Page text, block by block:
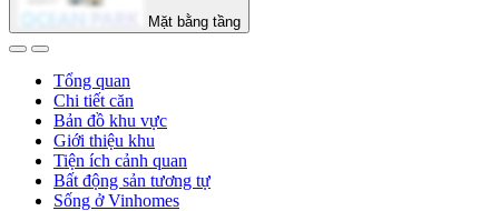
Mặt bằng tầng
Tổng quan
Chi tiết căn
Bản đồ khu vực
Giới thiệu khu
Tiện ích cảnh quan
Bất động sản tương tự
Sống ở Vinhomes